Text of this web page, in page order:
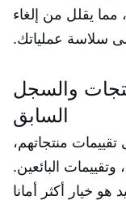
يقلل من إلغاء
سلاسة عملياتك.
والسجل
السابق
منتجاتهم،
البائعين.
هو خيار أكثر أمانا